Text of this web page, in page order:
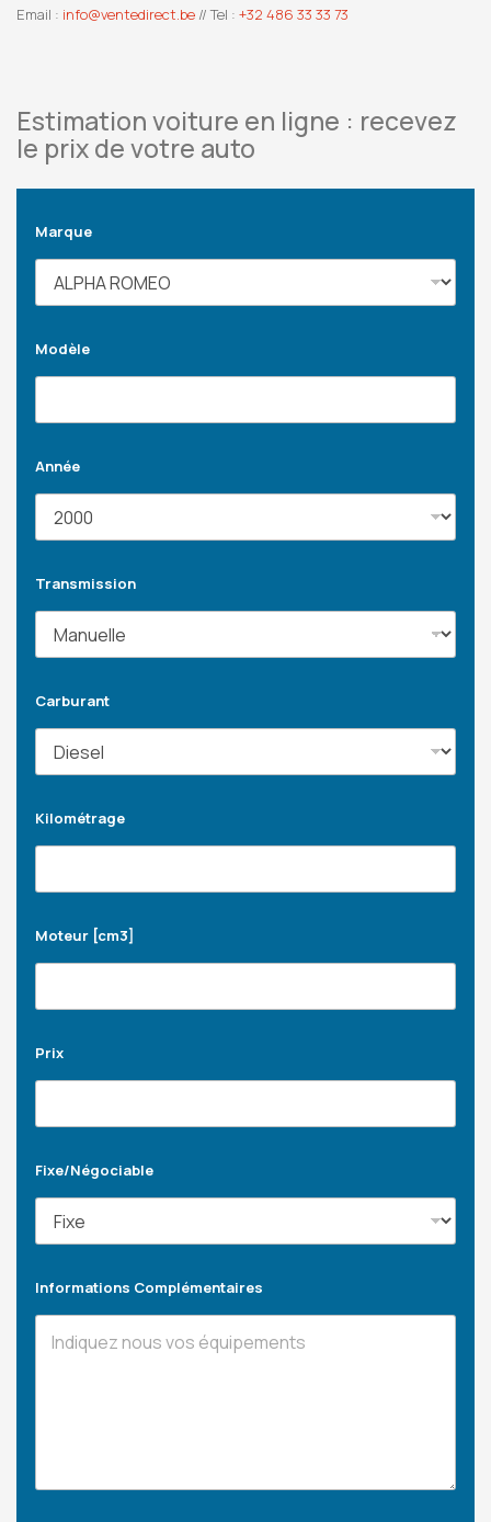
Email : info@ventedirect.be // Tel : +32 486 33 33 73
Estimation voiture en ligne : recevez
le prix de votre auto
Marque
Modèle
Année
Transmission
Carburant
Kilométrage
Moteur [cm3]
Prix
Fixe/Négociable
Informations Complémentaires